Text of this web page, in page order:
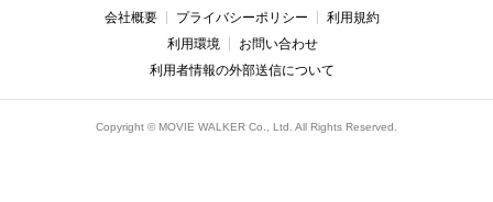
会社概要 プライバシーポリシー
利用規約
利用環境
お問い合わせ
利用者情報の外部送信について
Copyright © MOVIE WALKER Co., Ltd. All Rights Reserved.